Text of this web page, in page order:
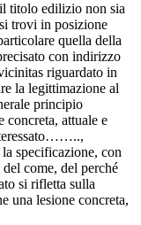
titolo edilizio non sia
trovi in posizione
quella della
con indirizzo
riguardato in
la legittimazione al
principio
concreta, attuale e
specificazione, con
come, del perché
si rifletta sulla
una lesione concreta,